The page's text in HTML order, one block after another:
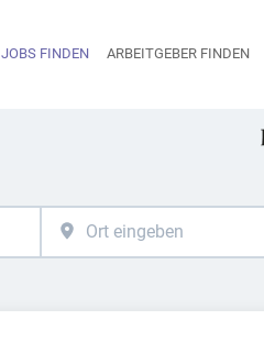
JOBS FINDEN ARBEITGEBER FINDEN